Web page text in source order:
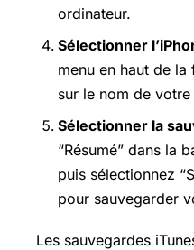
ordinateur.
Sélectionner
menu en haut de la
sur le nom de votre
Sélectionner la
“Résumé” dans la
puis sélectionnez
pour sauvegarder
Les sauvegardes